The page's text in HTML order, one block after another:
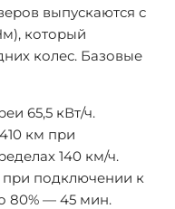
выпускаются с
который
колес. Базовые
65,5 кВт/ч.
км при
140 км/ч.
подключении к
80% — 45 мин.